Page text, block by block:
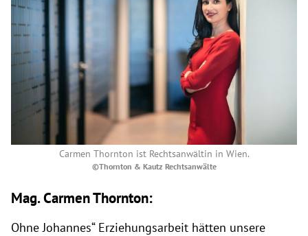
Carmen Thornton ist Rechtsanwältin in Wien.
©Thornton & Kautz Rechtsanwälte
Mag. Carmen Thornton:
Ohne Johannes“ Erziehungsarbeit hätten unsere